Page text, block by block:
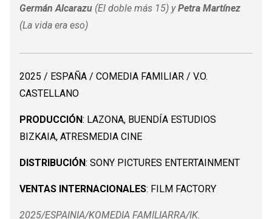
GermánAlcarazu (El doble más 15) yPetra Martínez
(La vida era eso)
2025 / ESPAÑA / COMEDIA FAMILIAR / V.O.
CASTELLANO
PRODUCCIÓN: LAZONA, BUENDÍA ESTUDIOS
BIZKAIA, ATRESMEDIA CINE
DISTRIBUCIÓN: SONY PICTURES ENTERTAINMENT
VENTAS INTERNACIONALES: FILM FACTORY
2025/ESPAINIA/KOMEDIA FAMILIARRA/IK.